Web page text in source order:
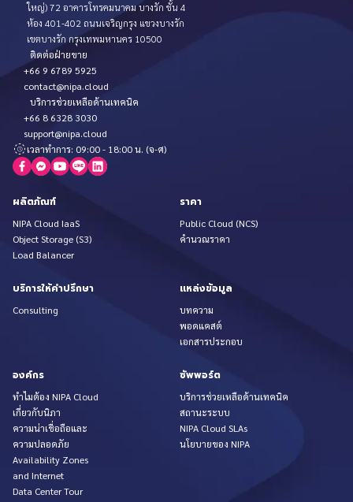
ใหญ่) 72 อาคารโทรคมนาคม บางรัก ชั้น 4
ห้อง 401-402 ถนนเจริญกรุง แขวงบางรัก
เขตบางรัก กรุงเทพมหานคร 10500
ติดต่อฝ่ายขาย
+66 9 6789 5925
contact@nipa.cloud
บริการช่วยเหลือด้านเทคนิค
+66 8 6328 3030
support@nipa.cloud
เวลาทำการ: 09:00 - 18:00 น. (จ-ศ)
ผลิตภัณฑ์
NIPA Cloud IaaS
Object Storage (S3)
Load Balancer
ราคา
Public Cloud (NCS)
คำนวณราคา
บริการให้คำปรึกษา
Consulting
แหล่งข้อมูล
บทความ
พอดแคสต์
เอกสารประกอบ
องค์กร
ทำไมต้อง NIPA Cloud
เกี่ยวกับนิภา
ความน่าเชื่อถือและ
ความปลอดภัย
Availability Zones
and Internet
Data Center Tour
ซัพพอร์ต
บริการช่วยเหลือด้านเทคนิค
สถานะระบบ
NIPA Cloud SLAs
นโยบายของ NIPA